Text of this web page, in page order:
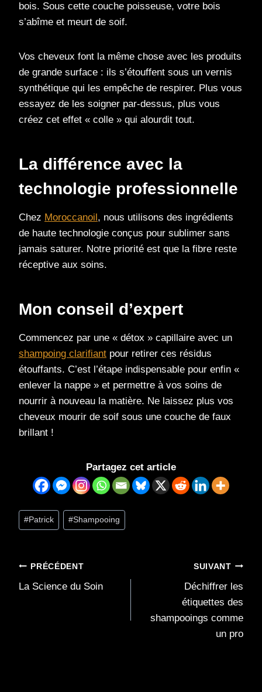
bois. Sous cette couche poisseuse, votre bois
s’abîme et meurt de soif.
Vos cheveux font la même chose avec les produits
de grande surface : ils s’étouffent sous un vernis
synthétique qui les empêche de respirer. Plus vous
essayez de les soigner par-dessus, plus vous
créez cet effet « colle » qui alourdit tout.
La différence avec la
technologie professionnelle
Chez Moroccanoil, nous utilisons des ingrédients
de haute technologie conçus pour sublimer sans
jamais saturer. Notre priorité est que la fibre reste
réceptive aux soins.
Mon conseil d’expert
Commencez par une « détox » capillaire avec un
shampoing clarifiant pour retirer ces résidus
étouffants. C’est l’étape indispensable pour enfin «
enlever la nappe » et permettre à vos soins de
nourrir à nouveau la matière. Ne laissez plus vos
cheveux mourir de soif sous une couche de faux
brillant !
Partagez cet article
Étiquettes
de
publication :
#Patrick #Shampooing
Navigation
de
PRÉCÉDENT
La Science du Soin
SUIVANT
Déchiffrer les
étiquettes des
shampooings comme
un pro